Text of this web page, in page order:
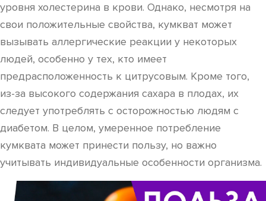
уровня холестерина в крови. Однако, несмотря на
свои положительные свойства, кумкват может
вызывать аллергические реакции у некоторых
людей, особенно у тех, кто имеет
предрасположенность к цитрусовым. Кроме того,
из-за высокого содержания сахара в плодах, их
следует употреблять с осторожностью людям с
диабетом. В целом, умеренное потребление
кумквата может принести пользу, но важно
учитывать индивидуальные особенности организма.